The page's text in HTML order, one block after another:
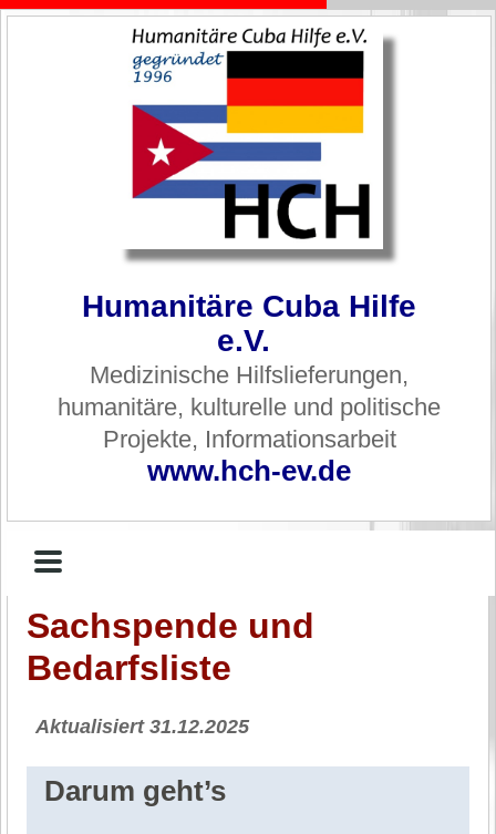
Humanitäre Cuba Hilfe
e.V.
Medizinische Hilfslieferungen,
humanitäre, kulturelle und politische
Projekte, Informationsarbeit
www.hch-ev.de
Sachspende und
Bedarfsliste
Aktualisiert 31.12.2025
Darum geht’s